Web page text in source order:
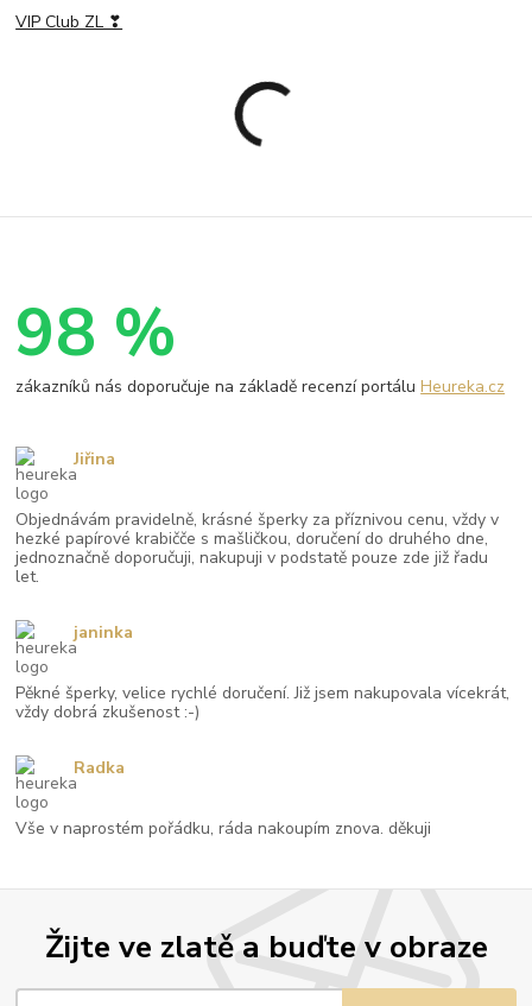
VIP Club ZL ❣
Žijte ve zlatě a buďte v obraze
98 %
zákazníků nás doporučuje na základě recenzí portáluHeureka.cz
Objednávám pravidelně, krásné šperky za příznivou cenu, vždy v
hezké papírové krabičče s mašličkou, doručení do druhého dne,
jednoznačně doporučuji, nakupuji v podstatě pouze zde již řadu
let.
Jiřina
Pěkné šperky, velice rychlé doručení. Již jsem nakupovala vícekrát,
vždy dobrá zkušenost :-)
janinka
Vše v naprostém pořádku, ráda nakoupím znova. děkuji
Radka